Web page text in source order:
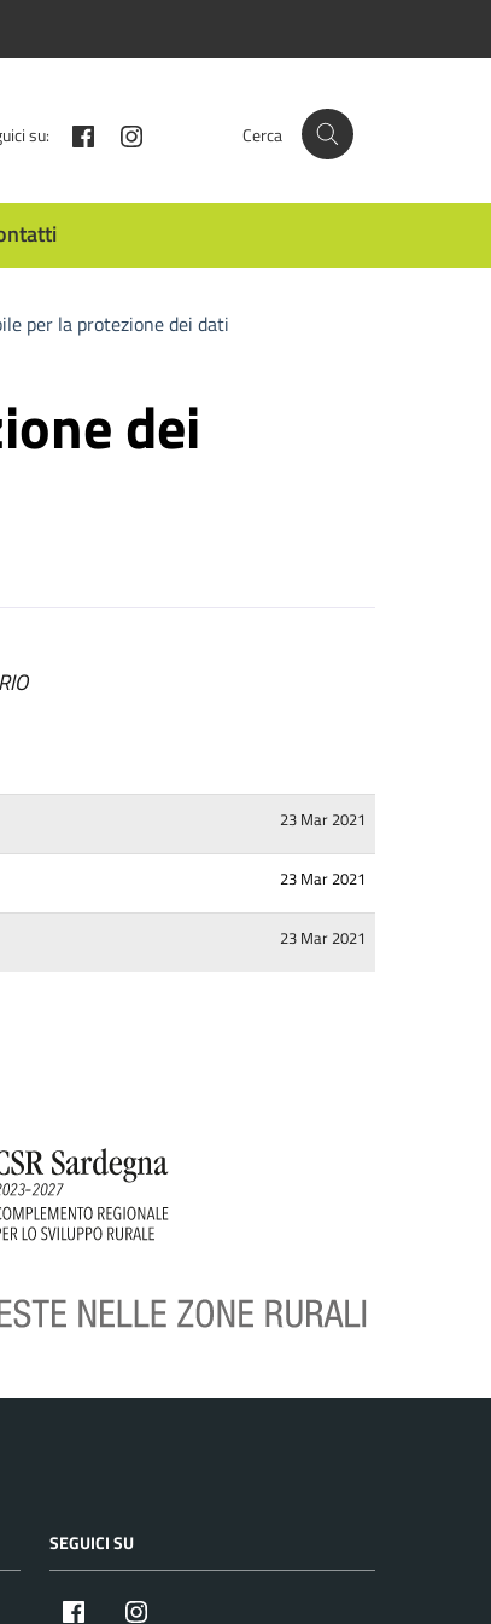
su: Facebook Cerca
per la protezione dei dati
dei
23 Mar 2021
23 Mar 2021
23 Mar 2021
SEGUICI SU
Facebook